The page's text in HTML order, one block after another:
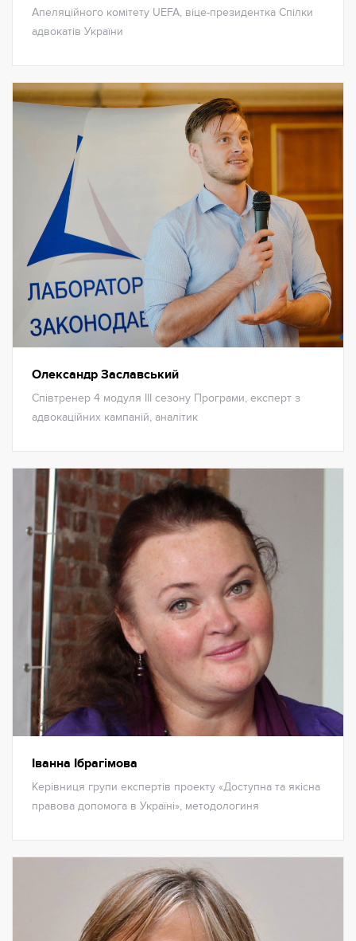
Апеляційного комітету UEFA, віце-президентка Спілки
адвокатів України
Олександр Заславський
Співтренер 4 модуля ІІІ сезону Програми, експерт з
адвокаційних кампаній, аналітик
Іванна Ібрагімова
Керівниця групи експертів проекту «Доступна та якісна
правова допомога в Україні», методологиня